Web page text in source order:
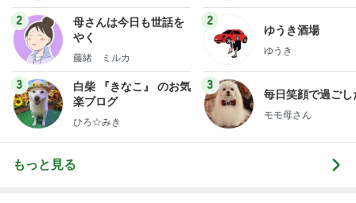
2
母さんは今日も世話を
やく
藤緒 ミルカ
3
白柴 『きなこ』 のお気
楽ブログ
ひろ☆みき
2
ゆうき酒場
ゆうき
3
毎日笑顔で過ごし
モモ母さん
もっと見る